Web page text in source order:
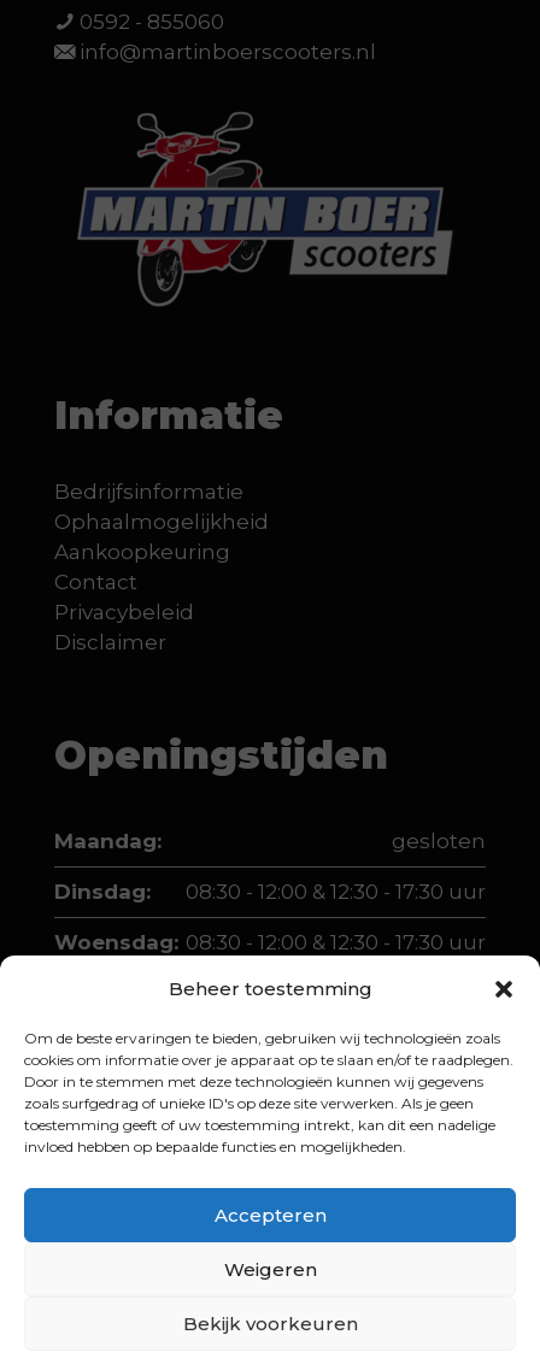
Beheer toestemming
Om de beste ervaringen te bieden, gebruiken wij technologieën zoals
cookies om informatie over je apparaat op te slaan en/of te raadplegen.
Door in te stemmen met deze technologieën kunnen wij gegevens
zoals surfgedrag of unieke ID's op deze site verwerken. Als je geen
toestemming geeft of uw toestemming intrekt, kan dit een nadelige
invloed hebben op bepaalde functies en mogelijkheden.
Accepteren
Weigeren
Bekijk voorkeuren
0592 - 855060
info@martinboerscooters.nl
Informatie
Bedrijfsinformatie
Ophaalmogelijkheid
Aankoopkeuring
Contact
Privacybeleid
Disclaimer
Openingstijden
Maandag: gesloten
Dinsdag: 08:30 - 12:00 & 12:30 - 17:30 uur
Woensdag: 08:30 - 12:00 & 12:30 - 17:30 uur
Donderdag:08:30 - 12:00 & 12:30 - 17:30 uur
Vrijdag: 08:30 - 12:00 & 12:30 - 17:30 uur
Zaterdag: 10:00 - 12:00 & 13:00 - 16:00 uur
laten maken door Junto Media